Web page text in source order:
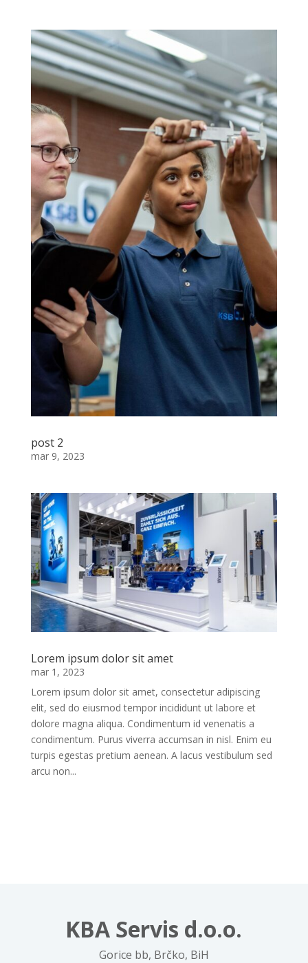
post 2
mar 9, 2023
Lorem ipsum dolor sit amet
mar 1, 2023
Lorem ipsum dolor sit amet, consectetur adipiscing
elit, sed do eiusmod tempor incididunt ut labore et
dolore magna aliqua. Condimentum id venenatis a
condimentum. Purus viverra accumsan in nisl. Enim eu
turpis egestas pretium aenean. A lacus vestibulum sed
arcu non...
KBA Servis d.o.o.
Gorice bb, Brčko, BiH